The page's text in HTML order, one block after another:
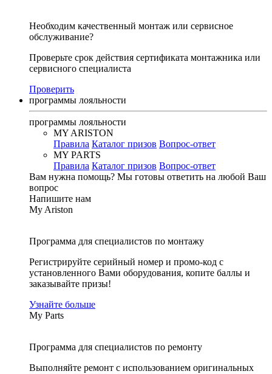
Необходим качественный монтаж или сервисное
обслуживание?
Проверьте срок действия сертификата монтажника или
сервисного специалиста
Проверить
программы лояльности
программы лояльности
MY ARISTON
Правила Каталог призов Вопрос-ответ
MY PARTS
Правила Каталог призов Вопрос-ответ
Вам нужна помощь? Мы готовы ответить на любой Ваш
вопрос
Напишите нам
My Ariston
Программа для специалистов по монтажу
Регистрируйте серийный номер и промо-код с
установленного Вами оборудования, копите баллы и
заказывайте призы!
Узнайте больше
My Parts
Программа для специалистов по ремонту
Выполняйте ремонт с использованием оригинальных